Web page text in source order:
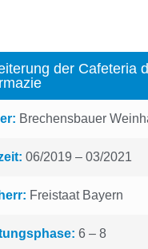
der Cafeteria
Brechensbauer
06/2019 – 03/2021
Freistaat Bayern
6 – 8